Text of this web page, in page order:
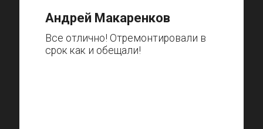
Андрей Макаренков
Все отлично! Отремонтировали в
срок как и обещали!